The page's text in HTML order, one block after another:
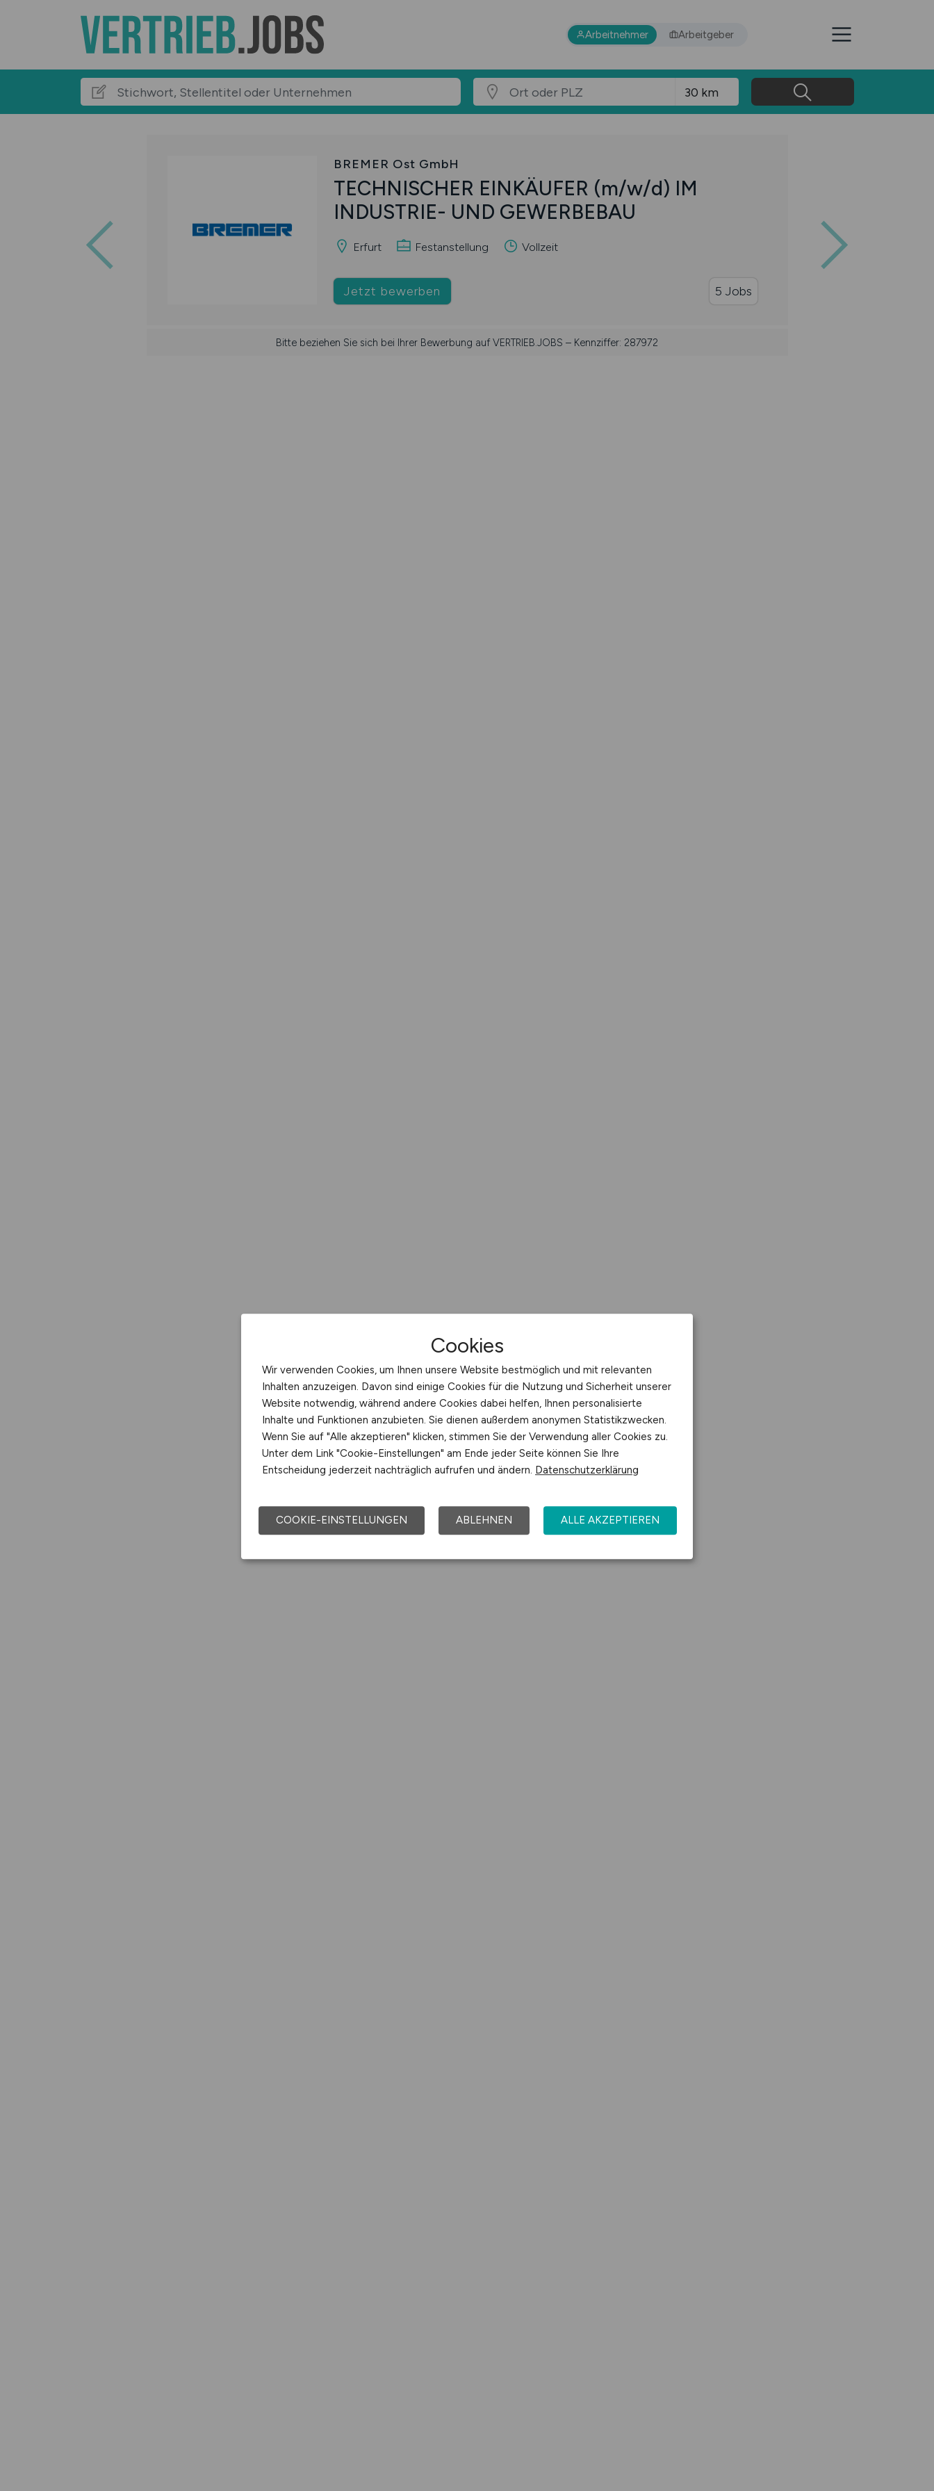
Arbeitnehmer Arbeitgeber
BREMER Ost GmbH
TECHNISCHER EINKÄUFER (m/w/d) IM
INDUSTRIE- UND GEWERBEBAU
Erfurt Festanstellung Vollzeit
Jetzt bewerben 5 Jobs
Bitte beziehen Sie sich bei Ihrer Bewerbung auf VERTRIEB.JOBS – Kennziffer: 287972
Cookies
Wir verwenden Cookies, um Ihnen unsere Website bestmöglich und mit relevanten
Inhalten anzuzeigen. Davon sind einige Cookies für die Nutzung und Sicherheit unserer
Website notwendig, während andere Cookies dabei helfen, Ihnen personalisierte
Inhalte und Funktionen anzubieten. Sie dienen außerdem anonymen Statistikzwecken.
Wenn Sie auf "Alle akzeptieren" klicken, stimmen Sie der Verwendung aller Cookies zu.
Unter dem Link "Cookie-Einstellungen" am Ende jeder Seite können Sie Ihre
Entscheidung jederzeit nachträglich aufrufen und ändern. Datenschutzerklärung
COOKIE-EINSTELLUNGEN ABLEHNEN ALLE AKZEPTIEREN